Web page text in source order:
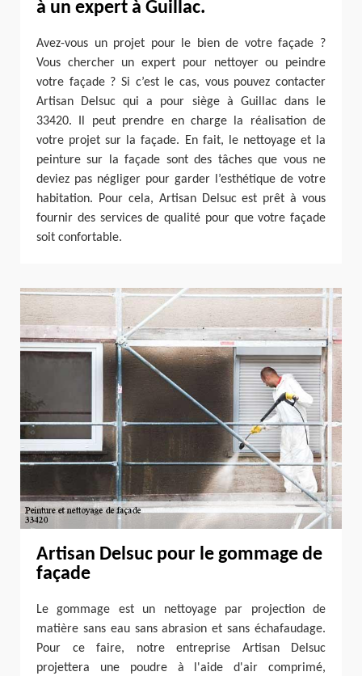
à un expert à Guillac.
Avez-vous un projet pour le bien de votre façade ?
Vous chercher un expert pour nettoyer ou peindre
votre façade ? Si c’est le cas, vous pouvez contacter
Artisan Delsuc qui a pour siège à Guillac dans le
33420. Il peut prendre en charge la réalisation de
votre projet sur la façade. En fait, le nettoyage et la
peinture sur la façade sont des tâches que vous ne
deviez pas négliger pour garder l’esthétique de votre
habitation. Pour cela, Artisan Delsuc est prêt à vous
fournir des services de qualité pour que votre façade
soit confortable.
Artisan Delsuc pour le gommage de
façade
Le gommage est un nettoyage par projection de
matière sans eau sans abrasion et sans échafaudage.
Pour ce faire, notre entreprise Artisan Delsuc
projettera une poudre à l'aide d'air comprimé,